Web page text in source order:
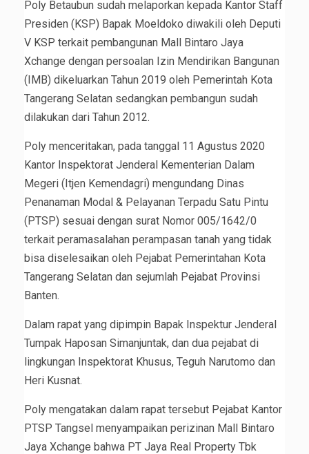
Poly Betaubun sudah melaporkan kepada Kantor Staff
Presiden (KSP) Bapak Moeldoko diwakili oleh Deputi
V KSP terkait pembangunan Mall Bintaro Jaya
Xchange dengan persoalan Izin Mendirikan Bangunan
(IMB) dikeluarkan Tahun 2019 oleh Pemerintah Kota
Tangerang Selatan sedangkan pembangun sudah
dilakukan dari Tahun 2012.
Poly menceritakan, pada tanggal 11 Agustus 2020
Kantor Inspektorat Jenderal Kementerian Dalam
Megeri (Itjen Kemendagri) mengundang Dinas
Penanaman Modal & Pelayanan Terpadu Satu Pintu
(PTSP) sesuai dengan surat Nomor 005/1642/0
terkait peramasalahan perampasan tanah yang tidak
bisa diselesaikan oleh Pejabat Pemerintahan Kota
Tangerang Selatan dan sejumlah Pejabat Provinsi
Banten.
Dalam rapat yang dipimpin Bapak Inspektur Jenderal
Tumpak Haposan Simanjuntak, dan dua pejabat di
lingkungan Inspektorat Khusus, Teguh Narutomo dan
Heri Kusnat.
Poly mengatakan dalam rapat tersebut Pejabat Kantor
PTSP Tangsel menyampaikan perizinan Mall Bintaro
Jaya Xchange bahwa PT Jaya Real Property Tbk